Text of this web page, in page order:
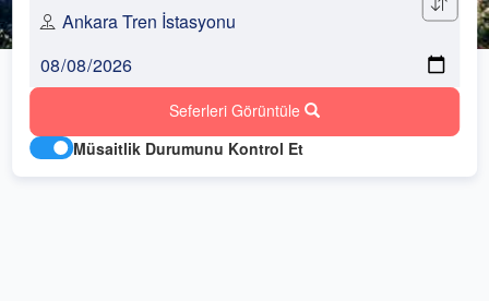
Seferleri Görüntüle
Müsaitlik Durumunu Kontrol Et